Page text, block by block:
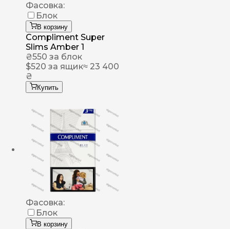
Фасовка:
Блок
В корзину
Compliment Super
Slims Amber 1
₴550 за блок
$520 за ящик≈ 23 400
₴
Купить
Фасовка:
Блок
В корзину